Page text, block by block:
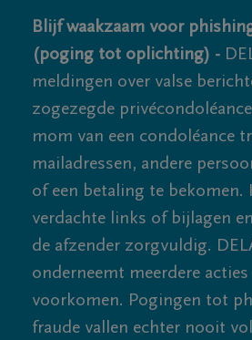
Blijf waakzaam voor
(poging tot oplichting) -
meldingen over valse
zogezegde
mom van een condoléance
mailadressen, andere
of een betaling te bekomen.
verdachte links of bijlagen
de afzender zorgvuldig.
onderneemt meerdere
voorkomen. Pogingen tot
fraude vallen echter nooit